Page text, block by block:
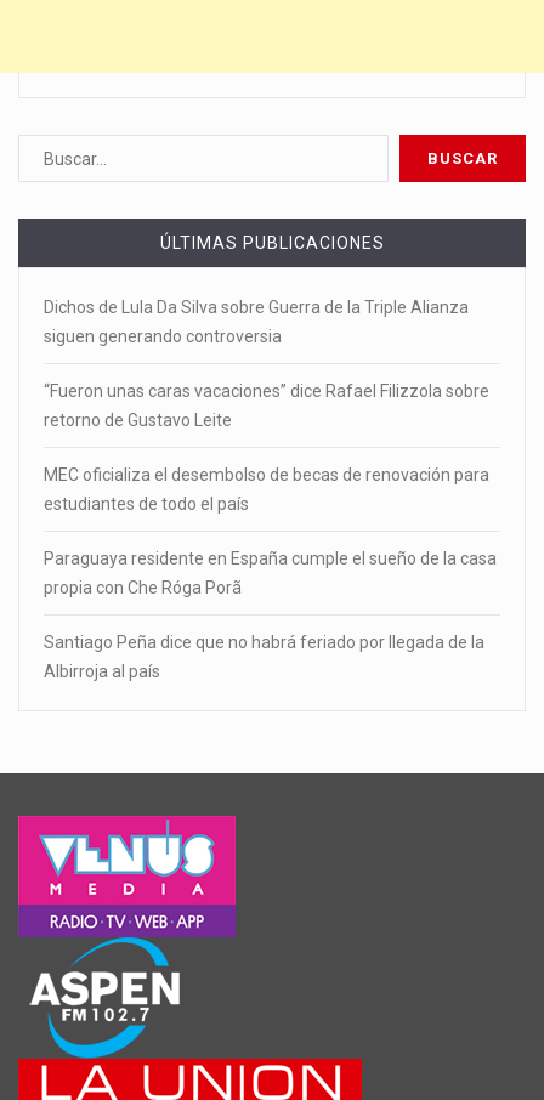
ÚLTIMAS PUBLICACIONES
Dichos de Lula Da Silva sobre Guerra de la Triple Alianza
siguen generando controversia
“Fueron unas caras vacaciones” dice Rafael Filizzola sobre
retorno de Gustavo Leite
MEC oficializa el desembolso de becas de renovación para
estudiantes de todo el país
Paraguaya residente en España cumple el sueño de la casa
propia con Che Róga Porã
Santiago Peña dice que no habrá feriado por llegada de la
Albirroja al país